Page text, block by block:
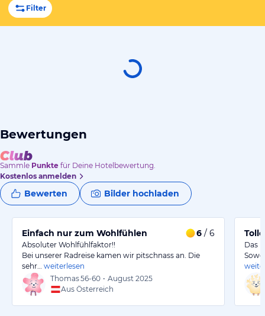
Filter
Bewertungen
Sammle Punkte für Deine Hotelbewertung.
Kostenlos anmelden
Bewerten Bilder hochladen
Einfach nur zum Wohlfühlen 6 / 6
Absoluter Wohlfühlfaktor!!
Bei unserer Radreise kamen wir pitschnass an. Die
sehr…
weiterlesen
Thomas56-60 • August 2025
Aus Österreich
Das